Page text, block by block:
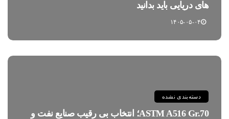
های دریایی باید بدانید
۱۴۰۵-۰۵-۰۴
دسته‌بندی نشده
ASTM A516 Gr.70؛ انتخاب بی رقیب صنایع نفت و